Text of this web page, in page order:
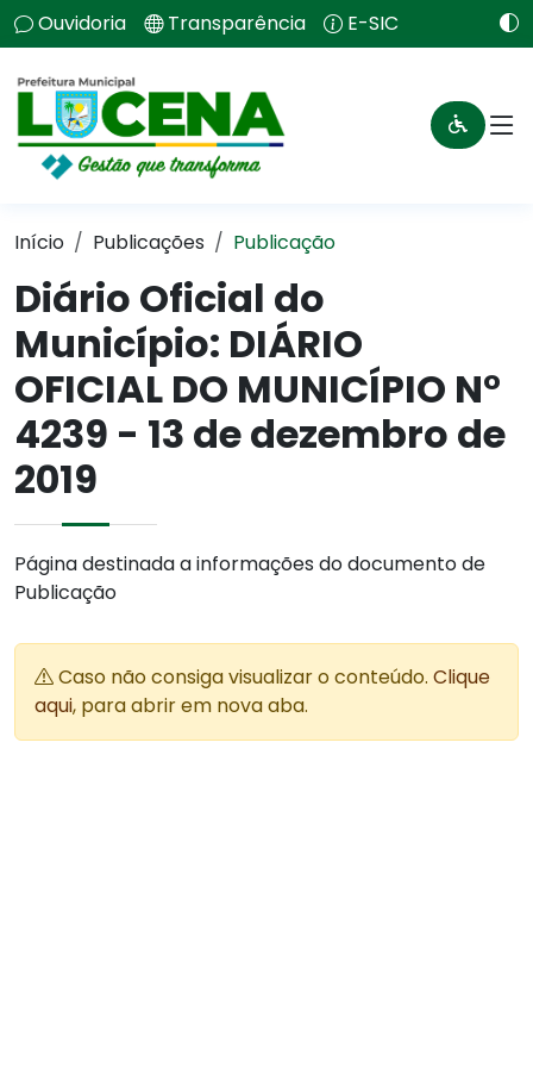
Ouvidoria Transparência E-SIC
Início Publicações Publicação
Diário Oficial do
Município: DIÁRIO
OFICIAL DO MUNICÍPIO N°
4239 - 13 de dezembro de
2019
Página destinada a informações do documento de
Publicação
Caso não consiga visualizar o conteúdo. Clique
aqui, para abrir em nova aba.